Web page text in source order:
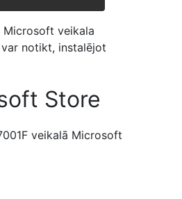
Microsoft veikala
notikt, instalējot
Store
veikalā Microsoft